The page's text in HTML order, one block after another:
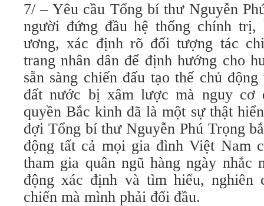
7/ – Yêu cầu Tổng bí thư Nguyễn
người đứng đầu hệ thống chính
ương, xác định rõ đối tượng tác
trang nhân dân để định hướng cho
sẵn sàng chiến đấu tạo thế chủ
đất nước bị xâm lược mà nguy cơ
quyền Bắc kinh đã là một sự thật
đợi Tổng bí thư Nguyễn Phú Trọng
động tất cả mọi gia đình Việt Nam
tham gia quân ngũ hàng ngày nhắc
động xác định và tìm hiểu, nghiên
chiến mà mình phải đối đầu.